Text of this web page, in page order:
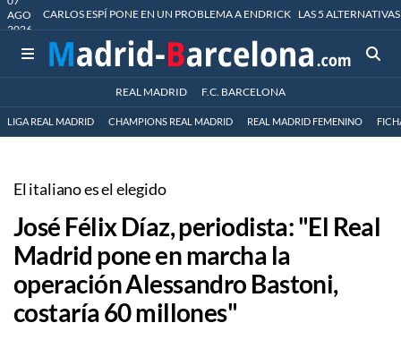
AGO
2026
CARLOS ESPÍ PONE EN UN PROBLEMA A ENDRICK LAS 5
REAL MADRID F.C. BARCELONA
LIGA REAL MADRID CHAMPIONS REAL MADRID REAL MADRID FEMENINO
El italiano es el elegido
José Félix Díaz, periodista: "El Real
Madrid pone en marcha la
operación Alessandro Bastoni,
costaría 60 millones"